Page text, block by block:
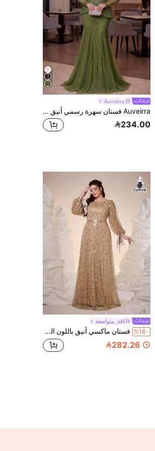
Auveirra
Auveirra فستان سهرة رسمي أنيق شتوي مقاس كبير باللون الأخضر الزيتوني، مزين بالترتر والدانتيل والشبك الشفاف، بأكمام شفافة وكتف مكشوف وذيل سمكة، مناسب لحفلات الزفاف والسهرات والحفلات الفاخرة
234.00
#أناقة_متواضعة
%18- فستان ماكسي أنيق باللون الكاكي بمقاسات كبيرة من الدانتيل الشفاف والشيفون مع ترتر وأكمام فانوس وحزام للنساء، مناسب لحفلات الزفاف الصيفية والخروجات وحفلات المهرجانات في الخريف
282.26